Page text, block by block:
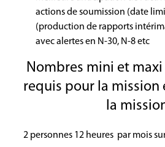
actions de soumission (date
(production de rapports
avec alertes en N-30, N-8 etc
Nombres mini et
requis pour la mission
la
2 personnes 12 heures par mois